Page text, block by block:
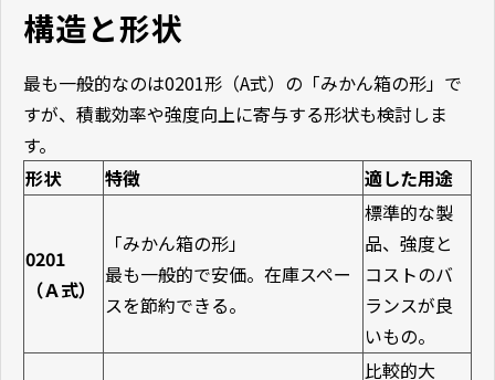
構造と形状
最も一般的なのは0201形（A式）の「みかん箱の形」で
すが、積載効率や強度向上に寄与する形状も検討しま
す。
形状
特徴 適した用途
0201
（Ａ式）
「みかん箱の形」
最も一般的で安価。在庫スペー
スを節約できる。
標準的な製
品、強度と
コストのバ
ランスが良
いもの。
比較的大